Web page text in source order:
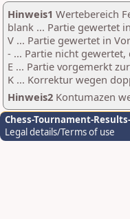
Hinweis1 Wertebereich
blank ... Partie gewertet
V ... Partie gewertet in
- ... Partie nicht gewertet,
E ... Partie vorgemerkt
K ... Korrektur wegen
Hinweis2 Kontumazen
Chess-Tournament-
Legal details/Terms of use